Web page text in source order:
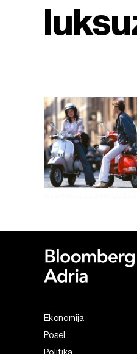
Ekonomija
Posel
Politika